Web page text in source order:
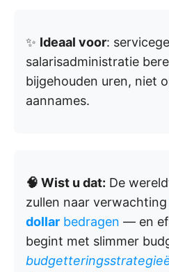
✨ Ideaal voor:
salarisadministratie
bijgehouden uren, niet
aannames.
🧠 Wist u dat: De
zullen naar verwachting
dollar bedragen — en
begint met slimmer